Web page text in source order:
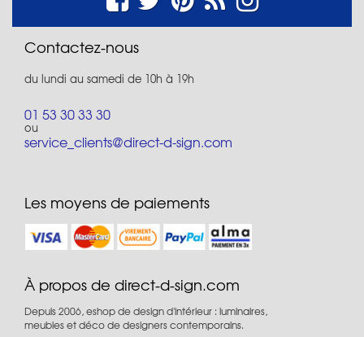
Contactez-nous
du lundi au samedi de 10h à 19h
01 53 30 33 30
ou
service_clients@direct-d-sign.com
Les moyens de paiements
À propos de direct-d-sign.com
Depuis 2006, eshop de design d'intérieur : luminaires,
meubles et déco de designers contemporains.